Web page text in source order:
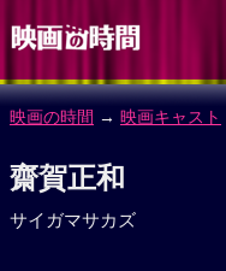
映画の時間 → 映画キャスト
齋賀正和
サイガマサカズ